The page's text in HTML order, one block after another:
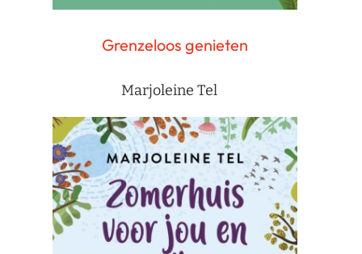
Grenzeloos genieten
Marjoleine Tel